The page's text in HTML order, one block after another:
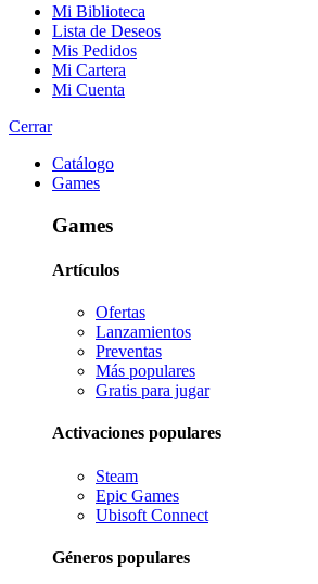
Mi Biblioteca
Lista de Deseos
Mis Pedidos
Mi Cartera
Mi Cuenta
Cerrar
Catálogo
Games
Games
Artículos
Ofertas
Lanzamientos
Preventas
Más populares
Gratis para jugar
Activaciones populares
Steam
Epic Games
Ubisoft Connect
Géneros populares